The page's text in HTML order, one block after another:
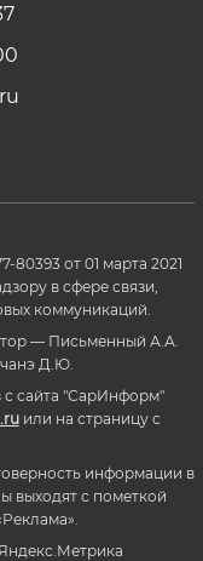
от 01 марта 2021
в сфере связи,
коммуникаций.
— Письменный А.А.
Д.Ю.
сайта "СарИнформ"
или на страницу с
информации в
выходят с пометкой